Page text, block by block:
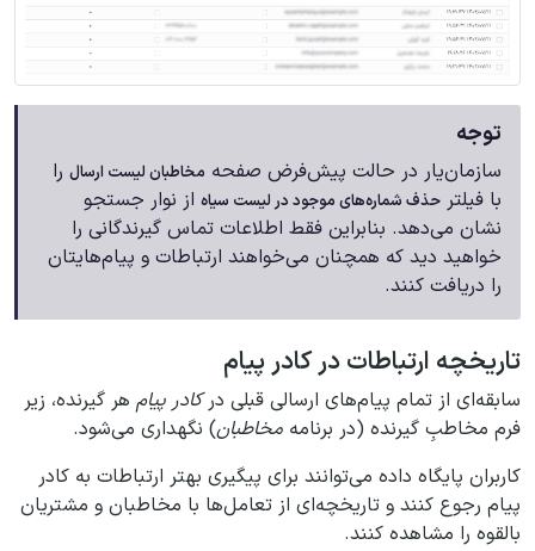
توجه
سازمان‌یار در حالت پیش‌فرض صفحه مخاطبان لیست ارسال را
با فیلتر حذف شماره‌های موجود در لیست سیاه از نوار جستجو
نشان می‌دهد. بنابراین فقط اطلاعات تماس گیرندگانی را
خواهید دید که همچنان می‌خواهند ارتباطات و پیام‌هایتان
را دریافت کنند.
تاریخچه ارتباطات در کادر پیام
سابقه‌ای از تمام پیام‌های ارسالی قبلی درکادر پیام هر گیرنده، زیر
فرم مخاطبِ گیرنده (در برنامه مخاطبان) نگهداری می‌شود.
کاربران پایگاه داده می‌توانند برای پیگیری بهتر ارتباطات به کادر
پیام رجوع کنند و تاریخچه‌ای از تعامل‌ها با مخاطبان و مشتریان
بالقوه را مشاهده کنند.